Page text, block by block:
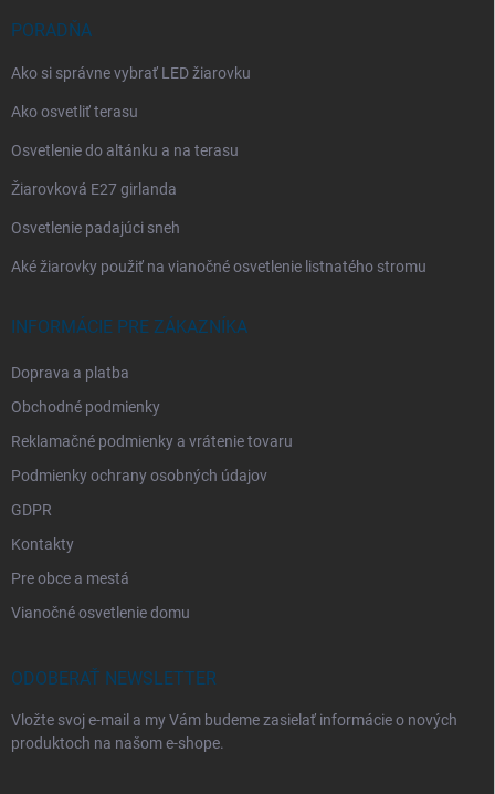
PORADŇA
Ako si správne vybrať LED žiarovku
Ako osvetliť terasu
Osvetlenie do altánku a na terasu
Žiarovková E27 girlanda
Osvetlenie padajúci sneh
Aké žiarovky použiť na vianočné osvetlenie listnatého stromu
INFORMÁCIE PRE ZÁKAZNÍKA
Doprava a platba
Obchodné podmienky
Reklamačné podmienky a vrátenie tovaru
Podmienky ochrany osobných údajov
GDPR
Kontakty
Pre obce a mestá
Vianočné osvetlenie domu
ODOBERAŤ NEWSLETTER
Vložte svoj e-mail a my Vám budeme zasielať informácie o nových
produktoch na našom e-shope.